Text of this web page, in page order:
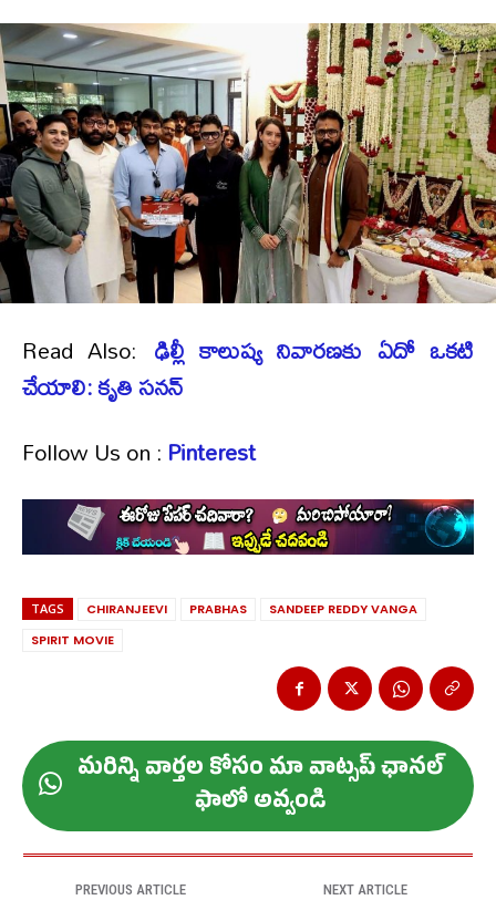
Read Also: ఢిల్లీ కాలుష్య నివారణకు ఏదో ఒకటి
చేయాలి: కృతి సనన్
Follow Us on :Pinterest
TAGS CHIRANJEEVI PRABHAS
SANDEEP REDDY VANGA
SPIRIT MOVIE
మ‌రిన్ని వార్త‌ల కోసం మా వాట్స‌ప్ ఛాన‌ల్
ఫాలో అవ్వండి
PREVIOUS ARTICLE NEXT ARTICLE